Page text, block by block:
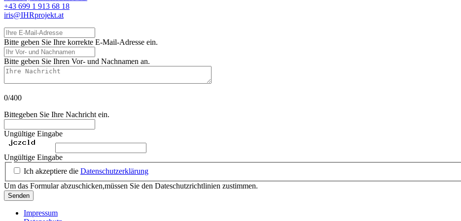
+43 699 1 913 68 18
iris@IHRprojekt.at
Ihre E-Mail-Adresse
Bitte geben Sie Ihre korrekte E-Mail-Adresse ein.
Ihr Vor- und Nachnamen
Bitte geben Sie Ihren Vor- und Nachnamen an.
Ihre Nachricht
0/400
Bittegeben Sie Ihre Nachricht ein.
Ungültige Eingabe
Ungültige Eingabe
Ich akzeptiere die Datenschutzerklärung
Um das Formular abzuschicken,müssen Sie den Dateschutzrichtlinien zustimmen.
Senden
Impressum